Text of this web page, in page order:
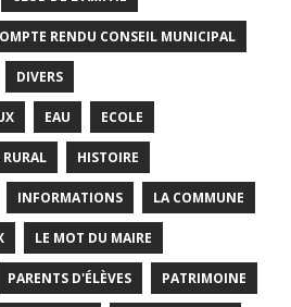
RENDU CONSEIL MUNICIPAL
DIVERS
EAU ECOLE
RURAL HISTOIRE
INFORMATIONS LA COMMUNE
LE MOT DU MAIRE
PARENTS D'ÉLÈVES PATRIMOINE